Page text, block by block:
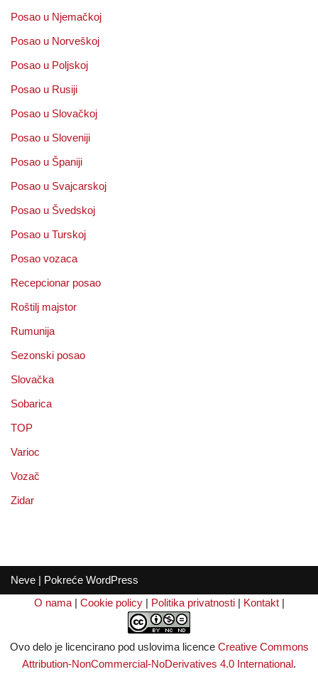
Posao u Njemačkoj
Posao u Norveškoj
Posao u Poljskoj
Posao u Rusiji
Posao u Slovačkoj
Posao u Sloveniji
Posao u Španiji
Posao u Svajcarskoj
Posao u Švedskoj
Posao u Turskoj
Posao vozaca
Recepcionar posao
Roštilj majstor
Rumunija
Sezonski posao
Slovačka
Sobarica
TOP
Varioc
Vozač
Zidar
Neve | Pokreće WordPress
O nama | Cookie policy | Politika privatnosti | Kontakt |
Ovo delo je licencirano pod uslovima licence Creative Commons
Attribution-NonCommercial-NoDerivatives 4.0 International.